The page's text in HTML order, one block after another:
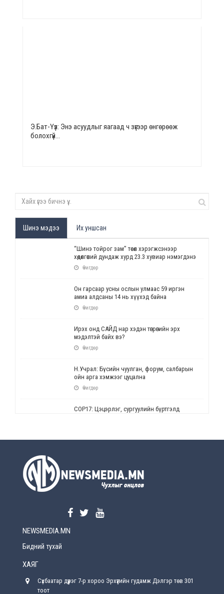
Э.Бат-Үүл: Энэ асуудлыг яагаад ч зүгээр өнгөрөөж
болохгүй…
Шинэ мэдээ Их уншсан
“Шинэ тойрог зам” төсөл хэрэгжсэнээр
хөдөлгөөний дундаж хурд 23.3 хувиар нэмэгдэнэ
Өчигдөр
Он гарсаар усны ослын улмаас 59 иргэн
амиа алдсаны 14 нь хүүхэд байна
Өчигдөр
Ирэх онд САЙД нар хэдэн төгрөгийн эрх
мэдэлтэй байх вэ?
Өчигдөр
Н.Учрал: Бүсийн чуулган, форум, салбарын
ойн арга хэмжээг цуцална
Өчигдөр
СОР17: Цэцэрлэг, сургуулийн бүртгэлд
Өчигдөр
Өчигдөр
хүрсэн өгөөжөөрөө ажлаа үнэлж, хэрэгжилтээ
NEWSMEDIA.MN
Бидний тухай
ХАЯГ
Сүхбаатар дүүрэг 7-р хороо Эрхүүгийн гудамж Дэлгэр төв 301
тоот